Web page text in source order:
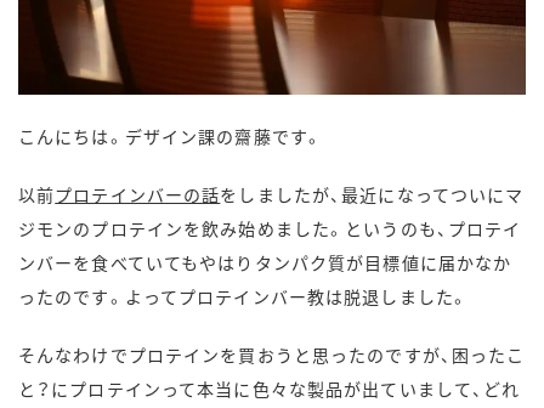
こんにちは。デザイン課の齋藤です。
以前プロテインバーの話をしましたが、最近になってついにマ
ジモンのプロテインを飲み始めました。というのも、プロテイ
ンバーを食べていてもやはりタンパク質が目標値に届かなか
ったのです。よってプロテインバー教は脱退しました。
そんなわけでプロテインを買おうと思ったのですが、困ったこ
と？にプロテインって本当に色々な製品が出ていまして、どれ